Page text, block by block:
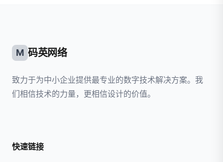
M 码英网络
致力于为中小企业提供最专业的数字技术解决方案。我
们相信技术的力量，更相信设计的价值。
快速链接